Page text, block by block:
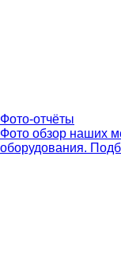
Фото-отчёты
Фото обзор наших
оборудования.